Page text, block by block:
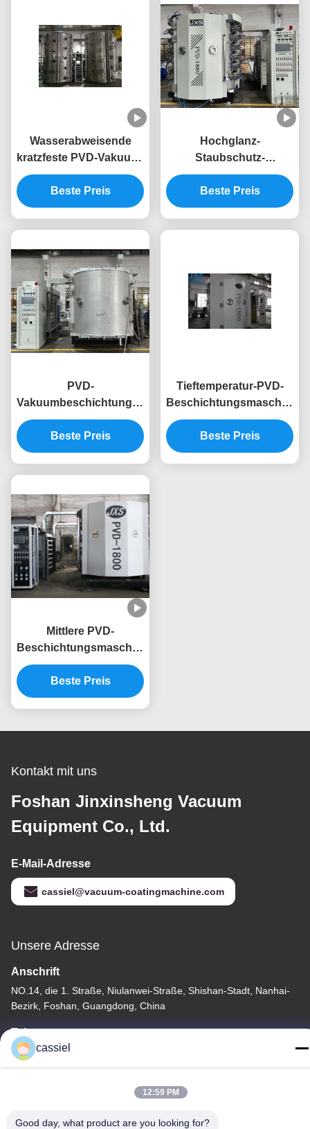
Wasserabweisende
kratzfeste PVD-Vakuum-
Beschichtungsmaschine,
maßgeschneidert für
dekorative Trennwände
Beste Preis
Hochglanz-
Staubschutz-
Hitzebeständige PVD-
Beschichtungsmaschine
für Legierungsfelgen
Beste Preis
PVD-
Vakuumbeschichtungsmaschine
für rostfreie,
lebensmittelechte
Metallschneidwerkzeuge
Beste Preis
Tieftemperatur-PVD-
Beschichtungsmaschine
mit mehreren
dekorativen Farben und
gleichmäßiger
Beste Preis
Mittlere PVD-
Beschichtungsmaschine
für die
Massenproduktion mit
Vakuumkammer aus
Beste Preis
Kontakt mit uns
Foshan Jinxinsheng Vacuum
Equipment Co., Ltd.
E-Mail-Adresse
cassiel@vacuum-coatingmachine.com
Unsere Adresse
Anschrift
NO.14, die 1. Straße, Niulanwei-Straße, Shishan-Stadt, Nanhai-
Bezirk, Foshan, Guangdong, China
Tel.
86-139-2915-0962
cassiel
12:59 PM
Good day, what product are you looking for?